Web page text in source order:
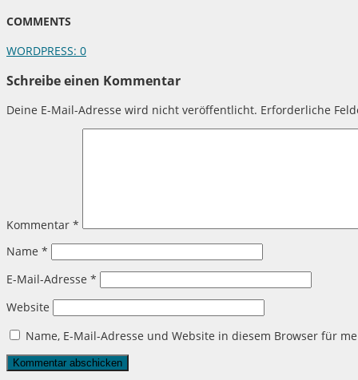
COMMENTS
WORDPRESS: 0
Schreibe einen Kommentar
Deine E-Mail-Adresse wird nicht veröffentlicht. Erforderliche
Kommentar *
Name *
E-Mail-Adresse *
Website
Name, E-Mail-Adresse und Website in diesem Browser für